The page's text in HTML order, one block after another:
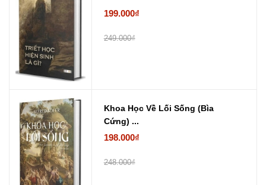
199.000₫
249.000₫
Khoa Học Về Lối Sống (Bìa
Cứng) ...
198.000₫
248.000₫